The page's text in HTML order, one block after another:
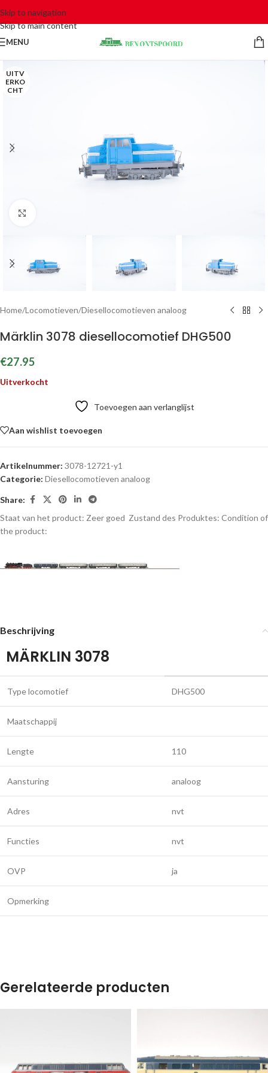
Skip to navigation
Skip to main content
MENU
UITV
ERKO
CHT
Home/Locomotieven/Diesellocomotieven analoog
Märklin 3078 diesellocomotief DHG500
€27.95
Uitverkocht
Toevoegen aan verlanglijst
Aan wishlist toevoegen
Artikelnummer: 3078-12721-y1
Categorie: Diesellocomotieven analoog
Share:
Staat van het product: Zeer goed Zustand des Produktes: Condition of
the product:
Beschrijving
MÄRKLIN 3078
Type locomotief DHG500
Maatschappij
Lengte 110
Aansturing analoog
Adres nvt
Functies nvt
OVP ja
Opmerking
Gerelateerde producten